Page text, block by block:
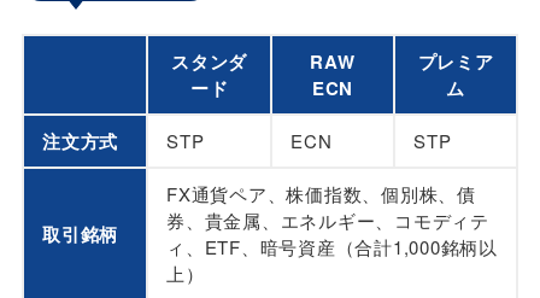
スタンダ
ード
RAW
ECN
プレミア
ム
注文方式
STP ECN STP
取引銘柄
FX通貨ペア、株価指数、個別株、債
券、貴金属、エネルギー、コモディテ
ィ、ETF、暗号資産（合計1,000銘柄以
上）